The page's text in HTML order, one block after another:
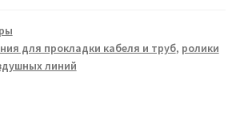
для прокладки кабеля и труб, ролики
линий